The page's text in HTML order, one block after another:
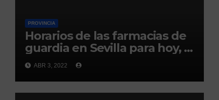
PROVINCIA
Horarios de las farmacias de
guardia en Sevilla para hoy, 3
de abril
ABR 3, 2022